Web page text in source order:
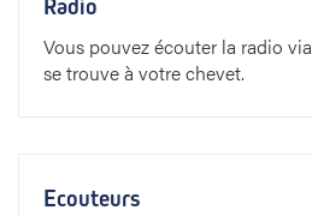
Radio
Vous pouvez écouter la radio
se trouve à votre chevet.
Ecouteurs